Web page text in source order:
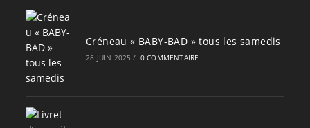
Créneau « BABY-BAD » tous les samedis
28 JUIN 2025 / 0 COMMENTAIRE